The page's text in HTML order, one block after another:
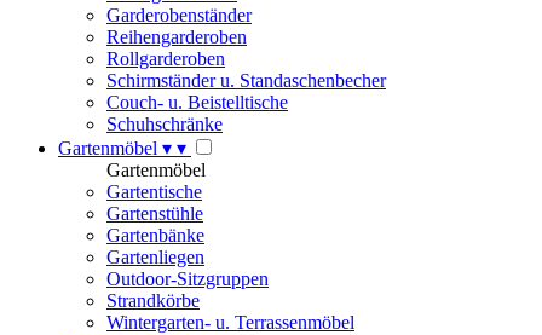
Garderobenständer
Reihengarderoben
Rollgarderoben
Schirmständer u. Standaschenbecher
Couch- u. Beistelltische
Schuhschränke
Gartenmöbel ▾ ▾
Gartenmöbel
Gartentische
Gartenstühle
Gartenbänke
Gartenliegen
Outdoor-Sitzgruppen
Strandkörbe
Wintergarten- u. Terrassenmöbel